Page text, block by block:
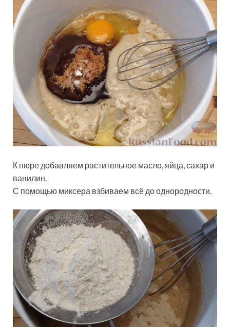
К пюре добавляем растительное масло, яйца, сахар и
ванилин.
С помощью миксера взбиваем всё до однородности.